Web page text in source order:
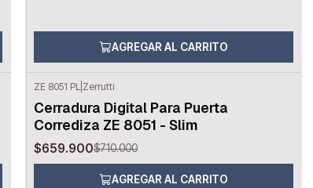
AGREGAR AL CARRITO
ZE 8051 PL Zerrutti
Cerradura Digital Para Puerta
Corrediza ZE 8051 - Slim
$659.900$710.000
AGREGAR AL CARRITO